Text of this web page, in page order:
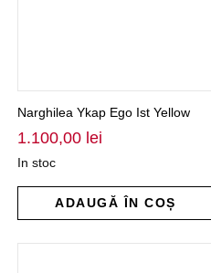
Narghilea Ykap Ego Ist Yellow
1.100,00 lei
In stoc
ADAUGĂ ÎN COȘ